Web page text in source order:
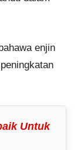
enjin
Untuk